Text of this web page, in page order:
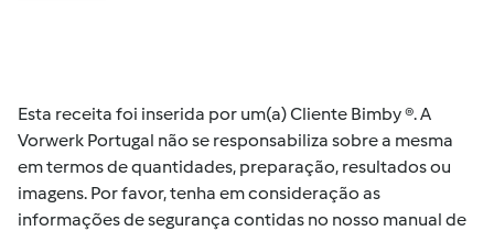
Esta receita foi inserida por um(a) Cliente Bimby ®. A
Vorwerk Portugal não se responsabiliza sobre a mesma
em termos de quantidades, preparação, resultados ou
imagens. Por favor, tenha em consideração as
informações de segurança contidas no nosso manual de